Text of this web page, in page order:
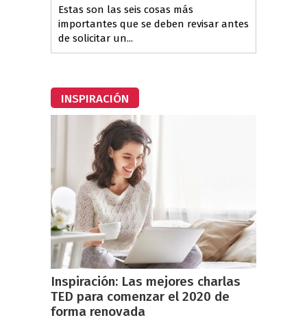
Estas son las seis cosas más
importantes que se deben revisar antes
de solicitar un...
INSPIRACIÓN
Inspiración: Las mejores charlas
TED para comenzar el 2020 de
forma renovada